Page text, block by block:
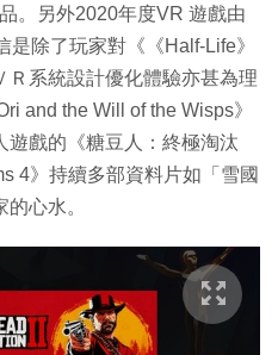
。另外2020年度VR 遊戲由
是除了玩家對《《Half-Life》
Ｒ系統設計優化體驗亦甚為理
and the Will of the Wisps》
遊戲的《糖豆人：終極淘汰
4》持續多部資料片如「雪國
心水。